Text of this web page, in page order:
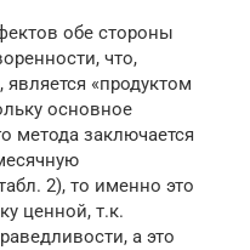
обе стороны
что,
«продуктом
основное
метода заключается
2), то именно это
ценной, т.к.
а это